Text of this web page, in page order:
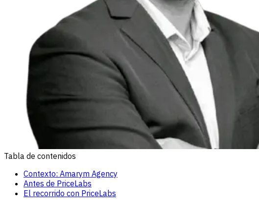
Tabla de contenidos
Contexto: Amarym Agency
Antes de PriceLabs
El recorrido con PriceLabs